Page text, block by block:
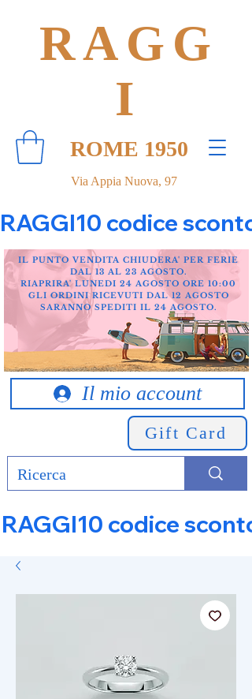
Via Appia Nuova, 97
RAGG
I
ROME 1950
RAGGI10 codice
Il mio account
Gift Card
IL PUNTO VENDITA CHIUDERA' PER FERIE
DAL 13 AL 23 AGOSTO.
RIAPRIRA' LUNEDI 24 AGOSTO ORE 10:00
GLI ORDINI RICEVUTI DAL 12 AGOSTO
SARANNO SPEDITI IL 24 AGOSTO.
RAGGI10 codice